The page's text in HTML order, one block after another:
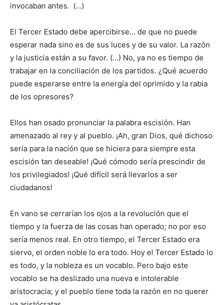
invocaban antes. (…)
El Tercer Estado debe apercibirse… de que no puede
esperar nada sino es de sus luces y de su valor. La razón
y la justicia están a su favor. (…) No, ya no es tiempo de
trabajar en la conciliación de los partidos. ¿Qué acuerdo
puede esperarse entre la energía del oprimido y la rabia
de los opresores?
Ellos han osado pronunciar la palabra escisión. Han
amenazado al rey y al pueblo. ¡Ah, gran Dios, qué dichoso
sería para la nación que se hiciera para siempre esta
escisión tan deseable! ¡Qué cómodo sería prescindir de
los privilegiados! ¡Qué difícil será llevarlos a ser
ciudadanos!
En vano se cerrarían los ojos a la revolución que el
tiempo y la fuerza de las cosas han operado; no por eso
sería menos real. En otro tiempo, el Tercer Estado era
siervo, el orden noble lo era todo. Hoy el Tercer Estado lo
es todo, y la nobleza es un vocablo. Pero bajo este
vocablo se ha deslizado una nueva e intolerable
aristocracia; y el pueblo tiene toda la razón en no querer